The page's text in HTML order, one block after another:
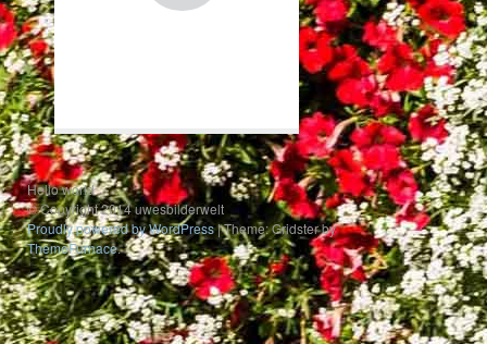
Hello world
© Copyright 2014 uwesbilderwelt
Proudly powered by WordPress|Theme: Gridster by
ThemeFurnace.